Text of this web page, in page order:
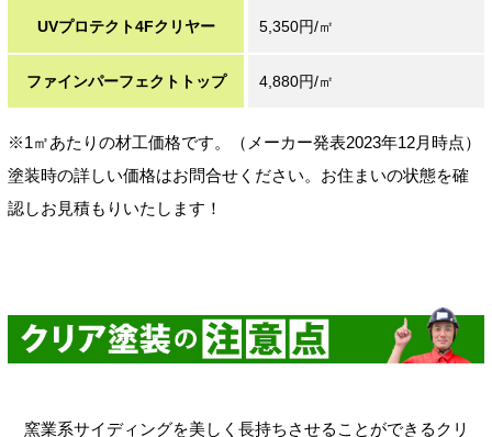
UVプロテクト4Fクリヤー 5,350円/㎡
ファインパーフェクトトップ 4,880円/㎡
※1㎡あたりの材工価格です。（メーカー発表2023年12月時点）
塗装時の詳しい価格はお問合せください。お住まいの状態を確
認しお見積もりいたします！
窯業系サイディングを美しく長持ちさせることができるクリ